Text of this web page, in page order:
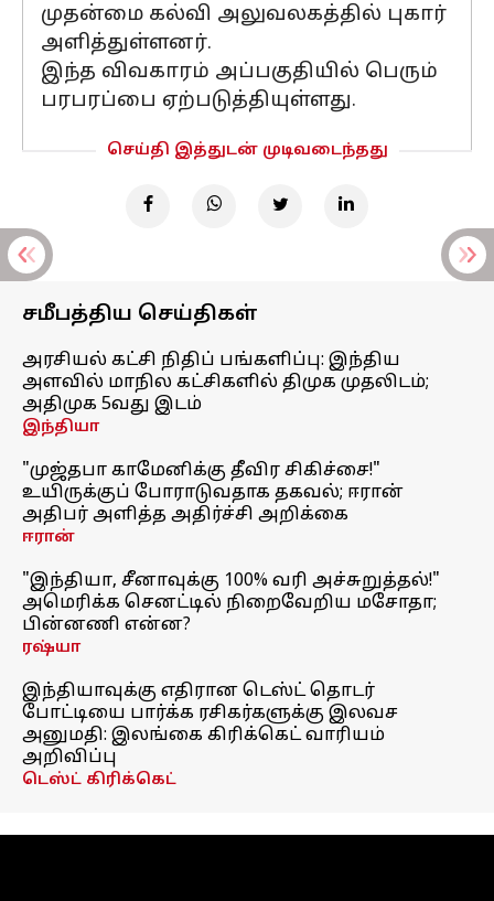
முதன்மை கல்வி அலுவலகத்தில் புகார்
அளித்துள்ளனர்.
இந்த விவகாரம் அப்பகுதியில் பெரும்
பரபரப்பை ஏற்படுத்தியுள்ளது.
செய்தி இத்துடன் முடிவடைந்தது
சமீபத்திய செய்திகள்
அரசியல் கட்சி நிதிப் பங்களிப்பு: இந்திய
அளவில் மாநில கட்சிகளில் திமுக முதலிடம்;
அதிமுக 5வது இடம்
இந்தியா
"முஜ்தபா காமேனிக்கு தீவிர சிகிச்சை!"
உயிருக்குப் போராடுவதாக தகவல்; ஈரான்
அதிபர் அளித்த அதிர்ச்சி அறிக்கை
ஈரான்
"இந்தியா, சீனாவுக்கு 100% வரி அச்சுறுத்தல்!"
அமெரிக்க செனட்டில் நிறைவேறிய மசோதா;
பின்னணி என்ன?
ரஷ்யா
இந்தியாவுக்கு எதிரான டெஸ்ட் தொடர்
போட்டியை பார்க்க ரசிகர்களுக்கு இலவச
அனுமதி: இலங்கை கிரிக்கெட் வாரியம்
அறிவிப்பு
டெஸ்ட் கிரிக்கெட்